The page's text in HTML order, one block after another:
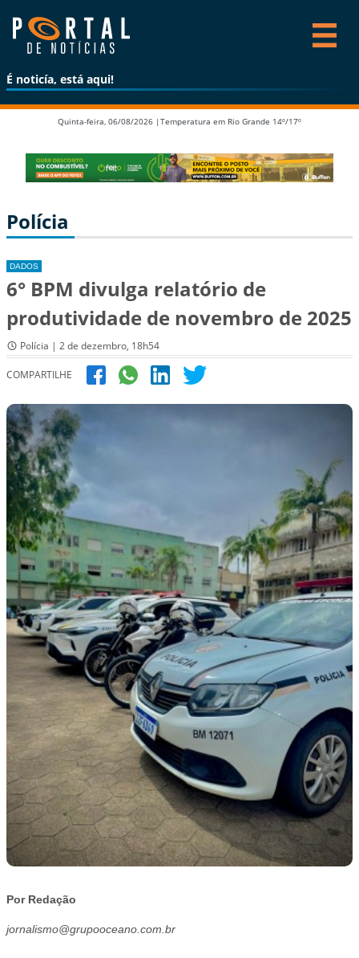
É noticía, está aqui!
Quinta-feira, 06/08/2026 | Temperatura em Rio Grande 14º/17º
Polícia
DADOS
6° BPM divulga relatório de
produtividade de novembro de 2025
Polícia | 2 de dezembro, 18h54
COMPARTILHE
Por Redação
jornalismo@grupooceano.com.br